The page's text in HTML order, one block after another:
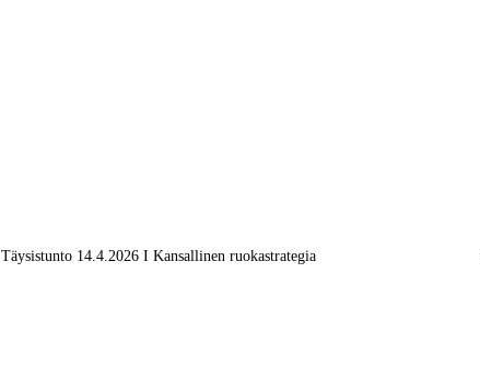
Täysistunto 14.4.2026 I Kansallinen ruokastrategia